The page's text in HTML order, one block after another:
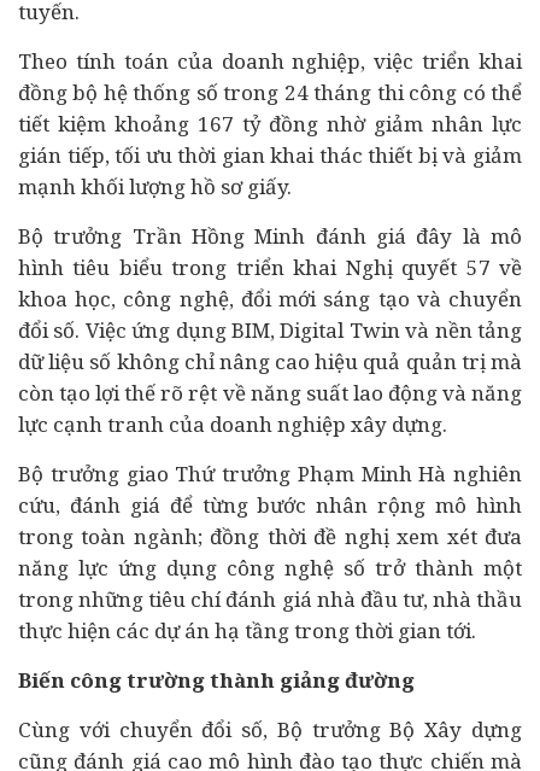
tuyến.
Theo tính toán của doanh nghiệp, việc triển khai
đồng bộ hệ thống số trong 24 tháng thi công có thể
tiết kiệm khoảng 167 tỷ đồng nhờ giảm nhân lực
gián tiếp, tối ưu thời gian khai thác thiết bị và giảm
mạnh khối lượng hồ sơ giấy.
Bộ trưởng Trần Hồng Minh đánh giá đây là mô
hình tiêu biểu trong triển khai Nghị quyết 57 về
khoa học, công nghệ, đổi mới sáng tạo và chuyển
đổi số. Việc ứng dụng BIM, Digital Twin và nền tảng
dữ liệu số không chỉ nâng cao hiệu quả quản trị mà
còn tạo lợi thế rõ rệt về năng suất lao động và năng
lực cạnh tranh của doanh nghiệp xây dựng.
Bộ trưởng giao Thứ trưởng Phạm Minh Hà nghiên
cứu, đánh giá để từng bước nhân rộng mô hình
trong toàn ngành; đồng thời đề nghị xem xét đưa
năng lực ứng dụng công nghệ số trở thành một
trong những tiêu chí đánh giá nhà đầu tư, nhà thầu
thực hiện các dự án hạ tầng trong thời gian tới.
Biến công trường thành giảng đường
Cùng với chuyển đổi số, Bộ trưởng Bộ Xây dựng
cũng đánh giá cao mô hình đào tạo thực chiến mà